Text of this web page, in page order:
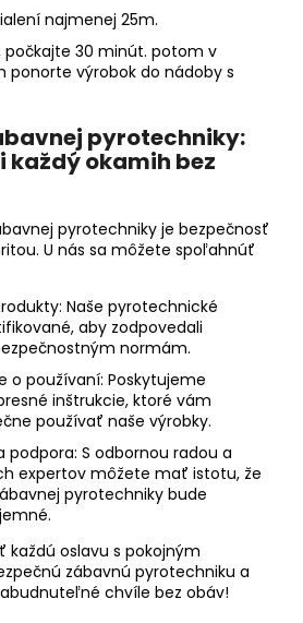
najmenej 25m.
počkajte 30 minút. potom v
ponorte výrobok do nádoby s
pyrotechniky:
okamih bez
pyrotechniky je bezpečnosť
U nás sa môžete spoľahnúť
Naše pyrotechnické
aby zodpovedali
normám.
o používaní: Poskytujeme
inštrukcie, ktoré vám
používať naše výrobky.
podpora: S odbornou radou a
expertov môžete mať istotu, že
pyrotechniky bude
každú oslavu s pokojným
zábavnú pyrotechniku a
chvíle bez obáv!